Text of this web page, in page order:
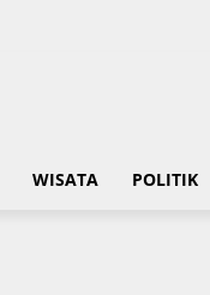
WISATA POLITIK